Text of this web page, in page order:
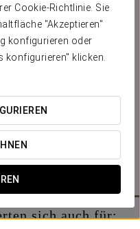
Cookie-Richtlinie. Sie
"Akzeptieren"
konfigurieren oder
konfigurieren" klicken.
sich auch für: